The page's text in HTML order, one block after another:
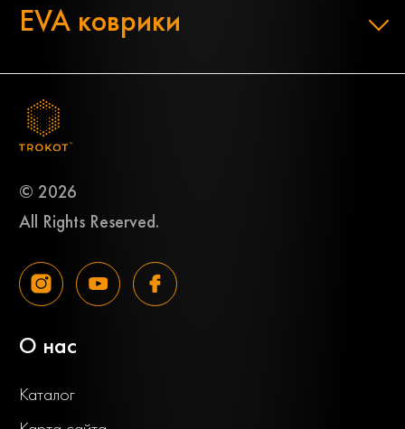
EVA коврики
© 2026
All Rights Reserved.
О нас
Каталог